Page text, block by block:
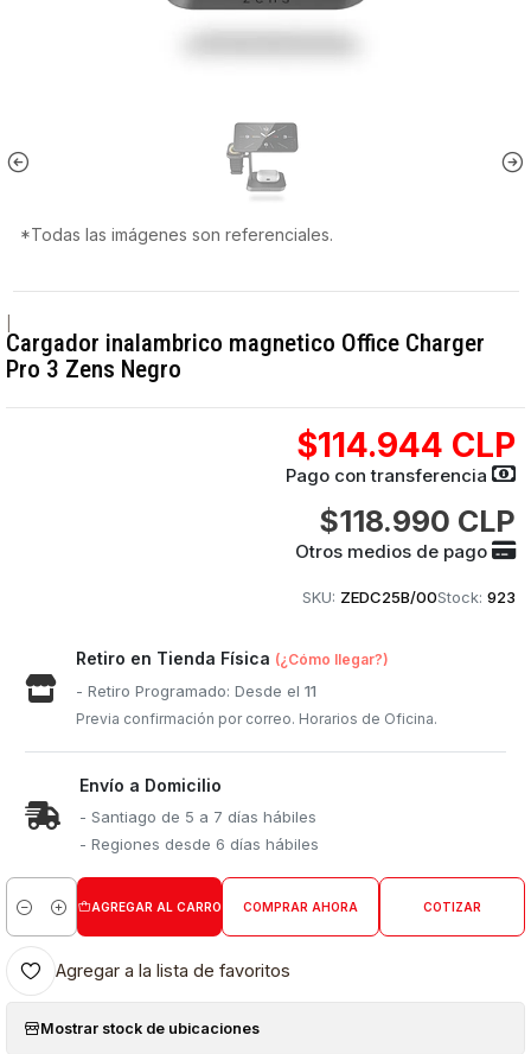
*Todas las imágenes son referenciales.
Cargador inalambrico magnetico Office Charger
Pro 3 Zens Negro
$114.944 CLP
Pago con transferencia
$118.990 CLP
Otros medios de pago
SKU: ZEDC25B/00Stock: 923
Retiro en Tienda Física (¿Cómo llegar?)
- Retiro Programado: Desde el11
Previa confirmación por correo. Horarios de Oficina.
Envío a Domicilio
- Santiago de 5 a 7 días hábiles
- Regiones desde 6 días hábiles
Cantidad
AGREGAR AL CARRO COMPRAR AHORA COTIZAR
Agregar a la lista de favoritos
Mostrar stock de ubicaciones